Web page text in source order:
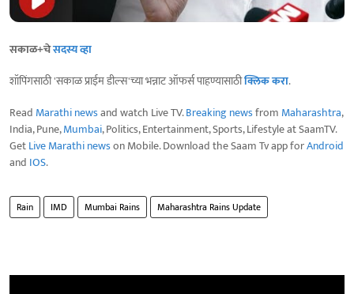
सकाळ+चेसदस्य व्हा
शॉपिंगसाठी 'सकाळ प्राईम डील्स'च्या भन्नाट ऑफर्स पाहण्यासाठीक्लिक करा.
Read Marathi newsand watch Live TV.Breaking newsfrom Maharashtra,
India, Pune,Mumbai, Politics, Entertainment, Sports, Lifestyle at SaamTV.
GetLive Marathi newson Mobile. Download the Saam Tv app forAndroid
and IOS.
Rain IMD Mumbai Rains Maharashtra Rains Update